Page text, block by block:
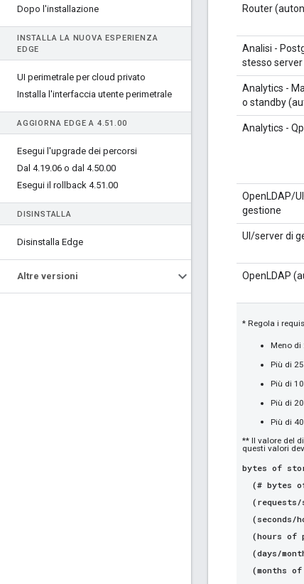
Dopo l'installazione
INSTALLA LA NUOVA ESPERIENZA
EDGE
UI perimetrale per cloud privato
Installa l'interfaccia utente perimetrale
AGGIORNA EDGE A 4.51 .00
Esegui l'upgrade dei percorsi
Dal 4.19.06 o dal 4.50.00
Esegui il rollback 4.51 .00
DISINSTALLA
Disinstalla Edge
Altre versioni
Router
Analisi -
stesso server
Analytics -
o standby
Analytics -
OpenLDAP/
gestione
UI/server di
OpenLDAP
* Regola i
Meno di
Più di
Più di
Più di
Più di
** Il valore del
questi valori
bytes of
(# bytes
(requests/
(seconds/
(hours of
(days/
(months